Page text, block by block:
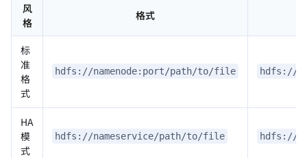
风
格
格式
标
准
格
式
hdfs://namenode:port/path/to/file hdfs://
HA
模
式
hdfs://nameservice/path/to/file hdfs://